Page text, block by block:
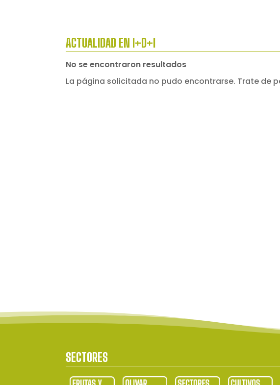
ACTUALIDAD EN I+D+I
No se encontraron resultados
La página solicitada no pudo encontrarse. Trate de
SECTORES